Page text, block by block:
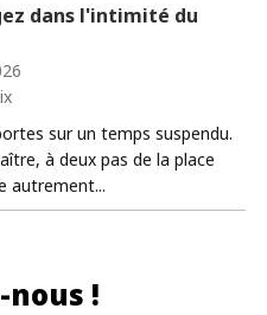
dans l'intimité du
sur un temps suspendu.
à deux pas de la place
autrement...
nous !